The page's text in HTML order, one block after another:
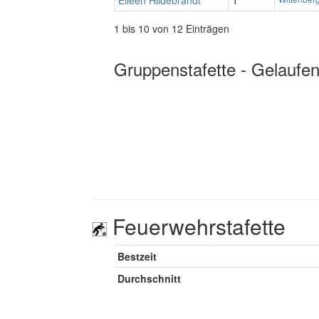
1 bis 10 von 12 Einträgen
Gruppenstafette -
Feuerwehrstafette
Bestzeit
Durchschnitt